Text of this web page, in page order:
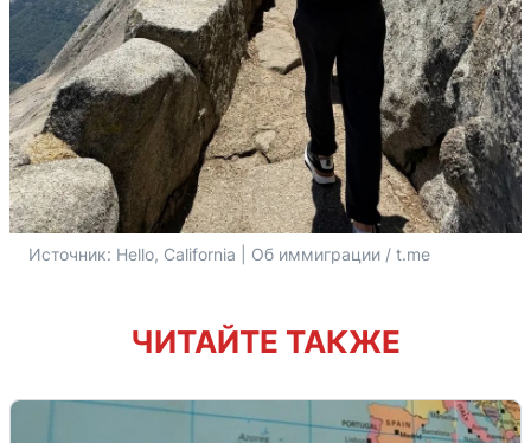
Источник: Hello, California | Об иммиграции / t.me
ЧИТАЙТЕ ТАКЖЕ